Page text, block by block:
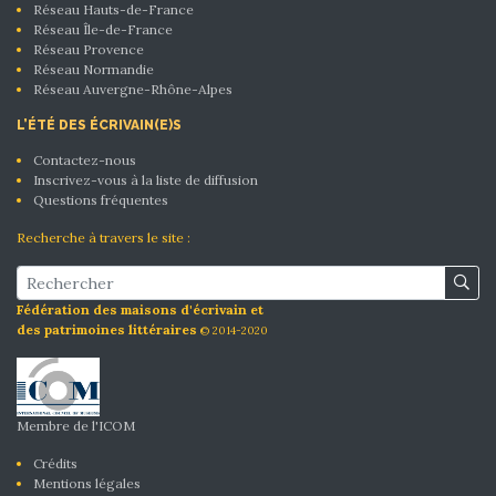
Réseau Hauts-de-France
Réseau Île-de-France
Réseau Provence
Réseau Normandie
Réseau Auvergne-Rhône-Alpes
L’ÉTÉ DES ÉCRIVAIN(E)S
Contactez-nous
Inscrivez-vous à la liste de diffusion
Questions fréquentes
Recherche à travers le site :
Fédération des maisons d'écrivain et
des patrimoines littéraires © 2014-2020
Membre de l'ICOM
Crédits
Mentions légales